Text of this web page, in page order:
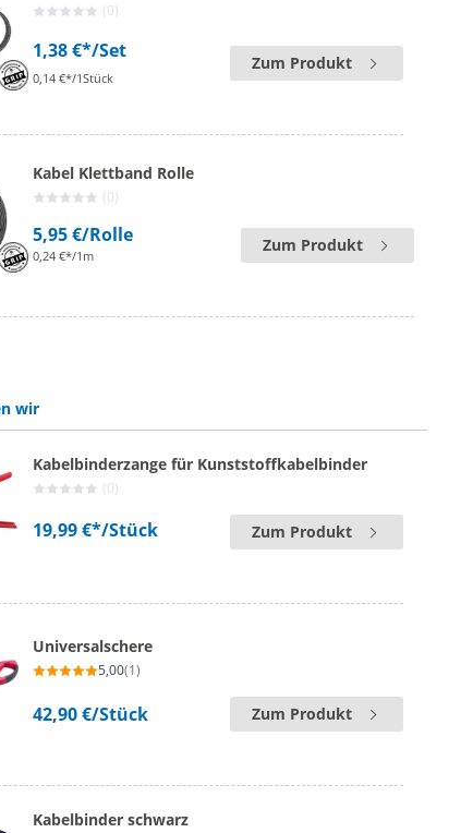
(0)
1,38 €*/Set
0,14 €*/1Stück
Zum Produkt
Kabel Klettband Rolle
(0)
5,95 €/Rolle
0,24 €*/1m
Zum Produkt
wir
Kabelbinderzange für Kunststoffkabelbinder
(0)
19,99 €*/Stück Zum Produkt
Universalschere
5,00(1)
42,90 €/Stück Zum Produkt
Kabelbinder schwarz